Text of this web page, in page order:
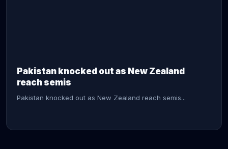
Pakistan knocked out as New Zealand
reach semis
Pakistan knocked out as New Zealand reach semis...